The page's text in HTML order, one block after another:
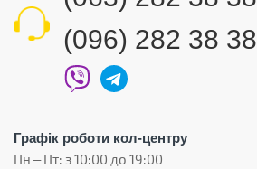
(096) 282 38 38
Графік роботи кол-центру
Пн – Пт: з 10:00 до 19:00